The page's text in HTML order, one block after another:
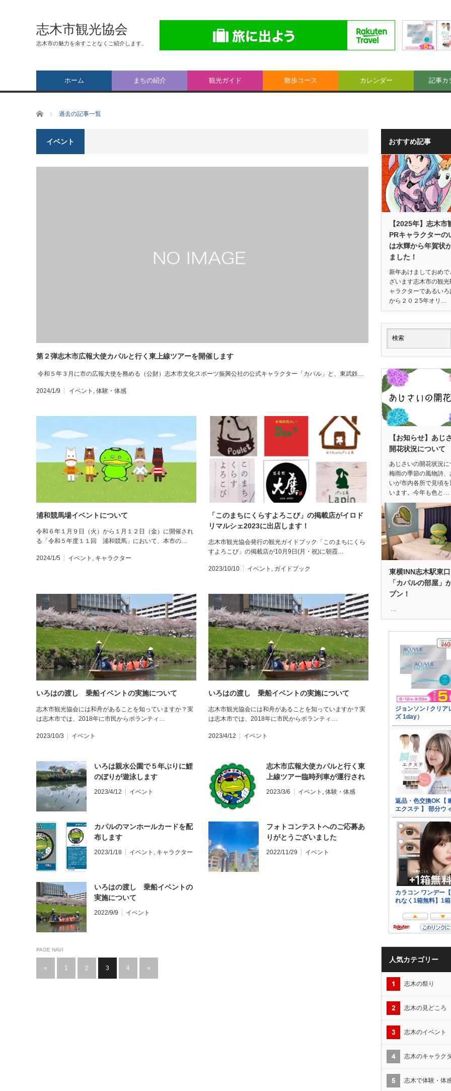
志木市観光協会
志木市の魅力を余すことなくご紹介します。
ホーム まちの紹介 観光ガイド 散歩コース カレンダー 記事カ
ホーム 過去の記事一覧
イベント
第２弾志木市広報大使カパルと行く東上線ツアーを開催します
令和５年３月に市の広報大使を務める（公財）志木市文化スポーツ振興公社の公式キャラクター「カパル」と、東武鉄…
2024/1/9 イベント , 体験・体感
浦和競馬場イベントについて
令和６年１月９日（火）から１月１２日（金）に開催され
る「令和５年度１１回 浦和競馬」において、本市の…
2024/1/5 イベント , キャラクター
「このまちにくらすよろこび」の掲載店がイロド
リマルシェ2023に出店します！
志木市観光協会発行の観光ガイドブック「このまちにくら
すよろこび」の掲載店が10月9日(月・祝)に朝霞…
2023/10/10 イベント , ガイドブック
いろはの渡し 乗船イベントの実施について
志木市観光協会には和舟があることを知っていますか？実
は志木市では、2018年に市民からボランティ…
2023/10/3 イベント
いろはの渡し 乗船イベントの実施について
志木市観光協会には和舟があることを知っていますか？実
は志木市では、2018年に市民からボランティ…
2023/4/12 イベント
いろは親水公園で５年ぶりに鯉
のぼりが遊泳します
2023/4/12 イベント
志木市広報大使カパルと行く東
上線ツアー臨時列車が運行され
2023/3/6 イベント , 体験・体感
カパルのマンホールカードを配
布します
2023/1/18 イベント , キャラクター
フォトコンテストへのご応募あ
りがとうございました
2022/11/29 イベント
いろはの渡し 乗船イベントの
実施について
2022/9/9 イベント
PAGE NAVI
« 1 2 3 4 »
おすすめ記事
【2025年】志木市
PRキャラクターの
は水輝から年賀状
ました！
新年あけましておめで
ざいます志木市の観光
ャラクターであるい
から２０２5年オリ…
【お知らせ】あじ
開花状況について
あじさいの開花状況に
梅雨の季節の風物詩、
いが市内各所で見頃を
います。今年も色と…
東横INN志木駅東
「カパルの部屋」
プン！
…
人気カテゴリー
志木の祭り
志木の見どころ
志木のイベント
志木のキャラク
志木で体験・体